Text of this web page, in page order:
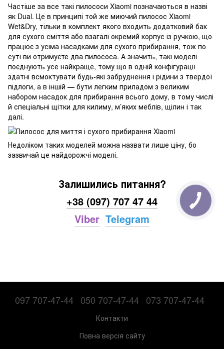
Частіше за все такі пилососи Xiaomi позначаються в назві
як Dual. Це в принципі той же миючий пилосос Xiaomi
Wet&Dry, тільки в комплект якого входить додатковий бак
для сухого сміття або взагалі окремий корпус із ручкою, що
працює з усіма насадками для сухого прибирання, тож по
суті ви отримуєте два пилососа. А значить, такі моделі
поєднують усе найкраще, тому що в одній конфігурації
здатні всмоктувати будь-які забруднення і рідини з твердої
підлоги, а в іншій — бути легким приладом з великим
набором насадок для прибирання всього дому, в тому числі
й спеціальні щітки для килиму, м’яких меблів, щілин і так
далі.
Недоліком таких моделей можна назвати лише ціну, бо
зазвичай це найдорожчі моделі.
Залишились питання?
+38 (097) 707 47 44
Viber Telegram
097 707-47-44 050 707-47-44 073 707-47-44
Контакти
Повна версія сайту